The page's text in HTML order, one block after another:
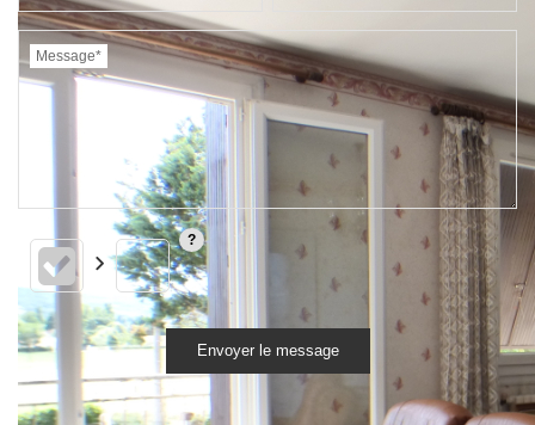
Message*
Envoyer le message